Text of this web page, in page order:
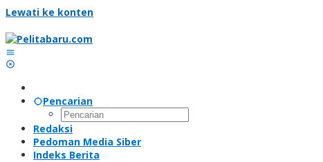
Lewati ke konten
Pencarian
Redaksi
Pedoman Media Siber
Indeks Berita